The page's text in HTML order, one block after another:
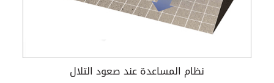
نظام المساعدة عند صعود التلال